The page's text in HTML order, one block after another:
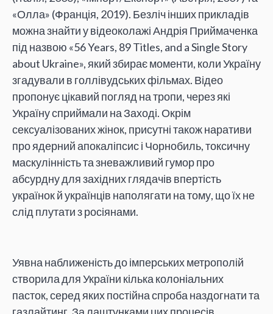
«Олла» (Франція, 2019). Безліч інших прикладів
можна знайти у відеоколажі Андрія Приймаченка
під назвою «56 Years, 89 Titles, and a Single Story
about Ukraine», який збирає моменти, коли Україну
згадували в голлівудських фільмах. Відео
пропонує цікавий погляд на тропи, через які
Україну сприймали на Заході. Окрім
сексуалізованих жінок, присутні також наративи
про ядерний апокаліпсис і Чорнобиль, токсичну
маскулінність та зневажливий гумор про
абсурдну для західних глядачів впертість
українок й українців наполягати на тому, що їх не
слід плутати з росіянами.
Уявна наближеність до імперських метрополій
створила для України кілька колоніальних
пасток, серед яких постійна спроба наздогнати та